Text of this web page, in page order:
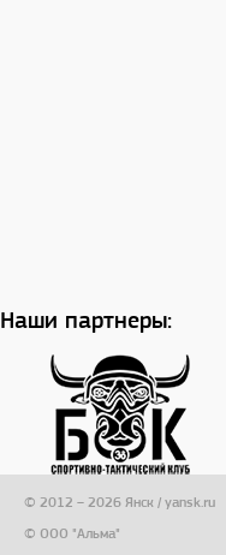
Наши партнеры:
© 2012 – 2026 Янск / yansk.ru
© ООО "Альма"